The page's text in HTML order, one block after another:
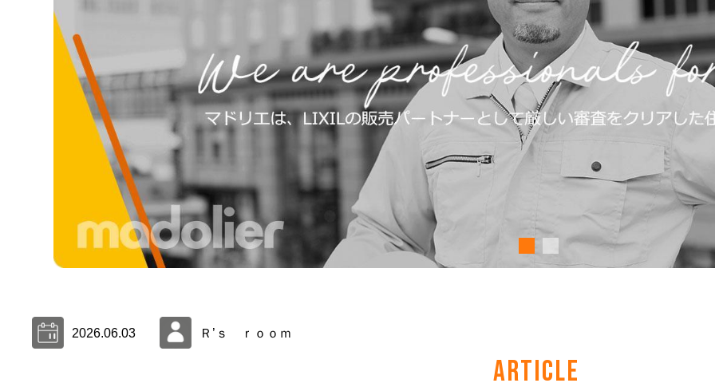
2026.06.03 Ｒ’ｓ ｒｏｏｍ
ARTICLE